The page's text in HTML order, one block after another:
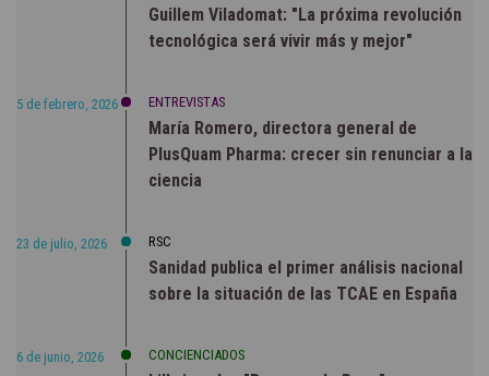
Guillem Viladomat: "La próxima revolución
tecnológica será vivir más y mejor"
5 de febrero, 2026 ENTREVISTAS
María Romero, directora general de
PlusQuam Pharma: crecer sin renunciar a la
ciencia
23 de julio, 2026 RSC
Sanidad publica el primer análisis nacional
sobre la situación de las TCAE en España
6 de junio, 2026 CONCIENCIADOS